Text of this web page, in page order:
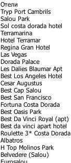
Отели
Tryp Port Cambrils
Salou Park
Sol costa dorada hotel
Terramarina
Hotel Terramar
Regina Gran Hotel
Las Vegas
Dorada Palace
Les Dalies Blaumar Apt
Best Los Angeles Hotel
Cesar Augustus
Best Cap Salou
Best San Francisco
Fortuna Costa Dorada
Best Oasis Park
Best Da Vinci Royal (apt)
Best da vinci apart hotel
Roulette 3* Costa Dorada
Albatros
H Top Molinos Park
Belvedere (Salou)
Eurosalou